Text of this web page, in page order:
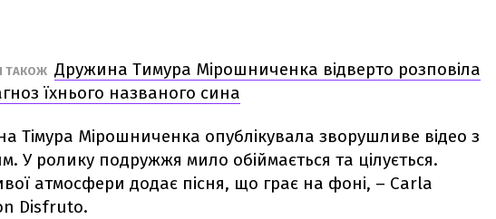
ТАКОЖ Дружина Тимура Мірошниченка відверто розповіла
їхнього названого сина
Тімура Мірошниченка опублікувала зворушливе відео з
У ролику подружжя мило обіймається та цілується.
атмосфери додає пісня, що грає на фоні, – Carla
Disfruto.